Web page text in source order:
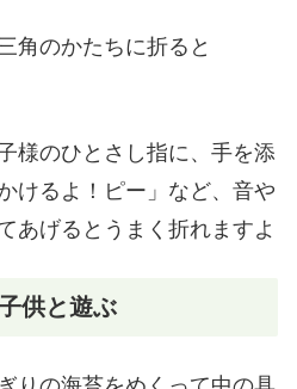
角のかたちに折ると
様のひとさし指に、手を添
けるよ！ピー」など、音や
あげるとうまく折れますよ
供と遊ぶ